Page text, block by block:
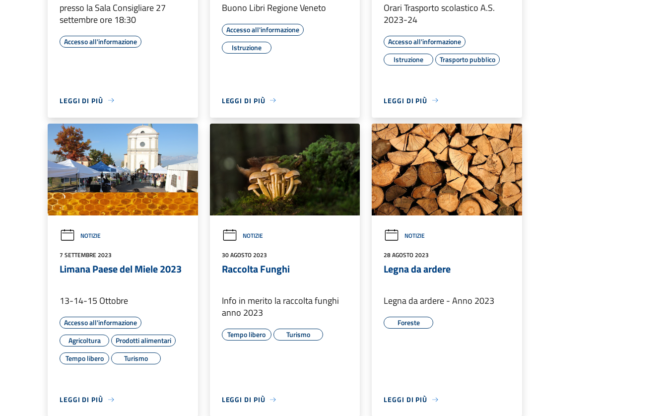
presso la Sala Consigliare 27
settembre ore 18:30
Accesso all'informazione
LEGGI DI PIÙ
Buono Libri Regione Veneto
Accesso all'informazione
Istruzione
LEGGI DI PIÙ
Orari Trasporto scolastico A.S.
2023-24
Accesso all'informazione
Istruzione
Trasporto pubblico
LEGGI DI PIÙ
NOTIZIE
7 SETTEMBRE 2023
Limana Paese del Miele 2023
13-14-15 Ottobre
Accesso all'informazione
Agricoltura
Prodotti alimentari
Tempo libero
Turismo
LEGGI DI PIÙ
NOTIZIE
30 AGOSTO 2023
Raccolta Funghi
Info in merito la raccolta funghi
anno 2023
Tempo libero Turismo
LEGGI DI PIÙ
NOTIZIE
28 AGOSTO 2023
Legna da ardere
Legna da ardere - Anno 2023
Foreste
LEGGI DI PIÙ